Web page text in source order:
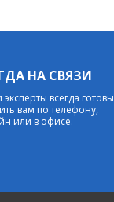
НА СВЯЗИ
всегда готовы
вам по телефону,
или в офисе.